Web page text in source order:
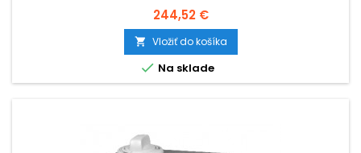
Cena
244,52 €
 Vložiť do košíka
 Na sklade